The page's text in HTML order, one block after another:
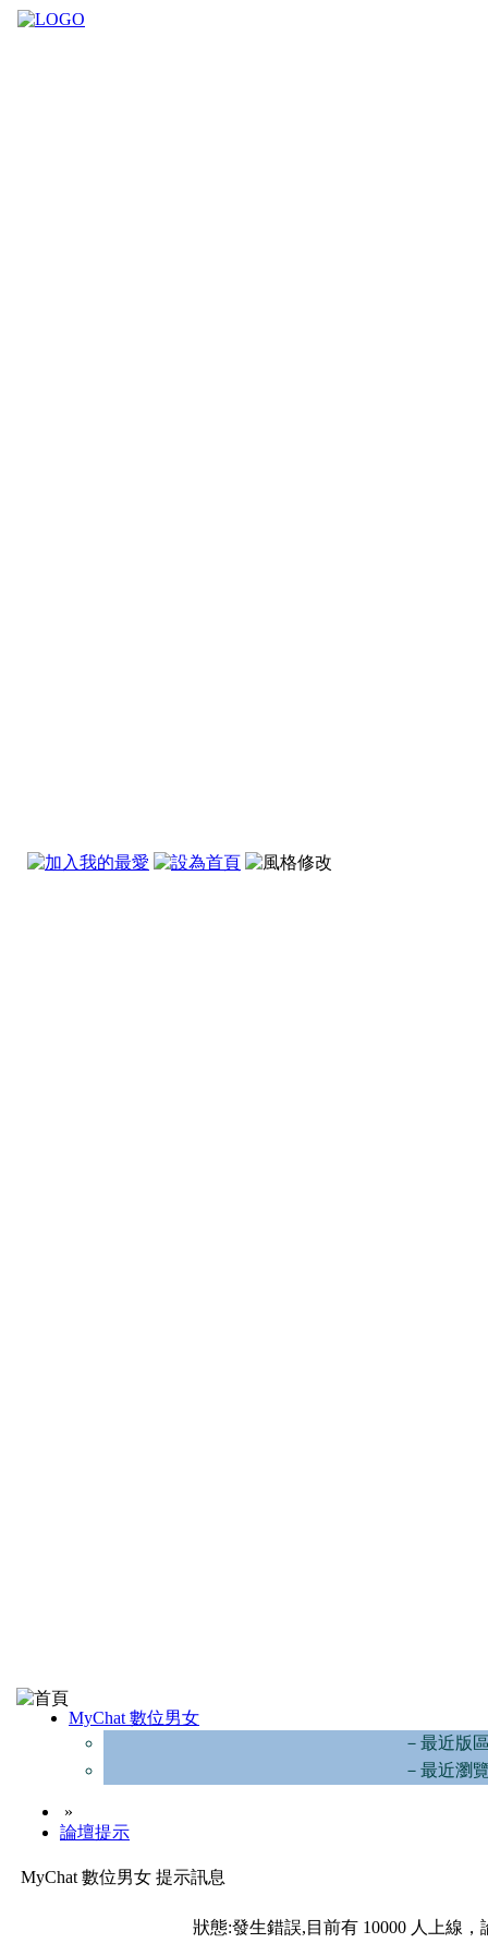
MyChat 數位男女
－最近版
－最近瀏
»
論壇提示
MyChat 數位男女 提示訊息
狀態:發生錯誤,目前有 10000 人上線